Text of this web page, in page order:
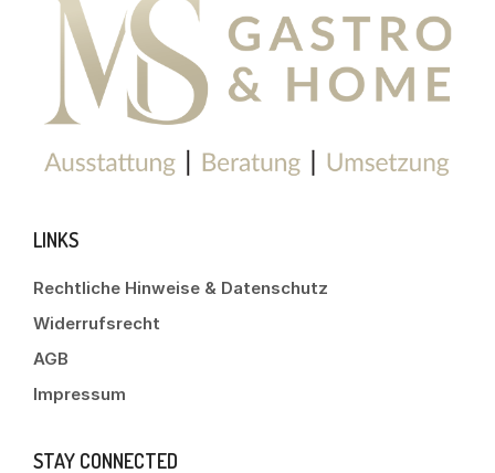
LINKS
Rechtliche Hinweise & Datenschutz
Widerrufsrecht
AGB
Impressum
STAY CONNECTED